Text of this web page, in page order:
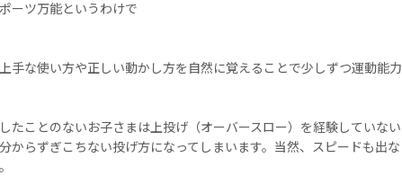
ーツ万能というわけで
手な使い方や正しい動かし方を自然に覚えることで少しずつ運動能力
たことのないお子さまは上投げ（オーバースロー）を経験していない
からずぎこちない投げ方になってしまいます。当然、スピードも出な